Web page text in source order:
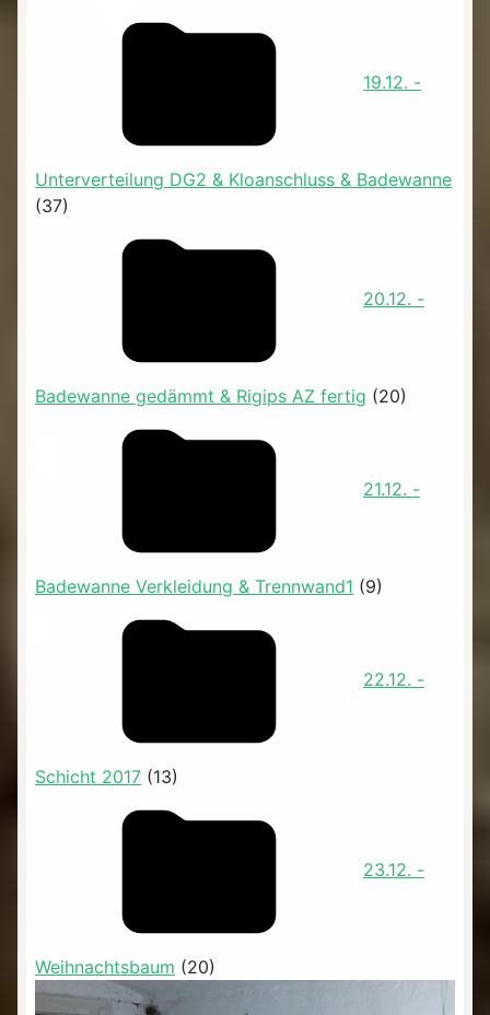
19.12. -
Unterverteilung DG2 & Kloanschluss & Badewanne
(37)
20.12. -
Badewanne gedämmt & Rigips AZ fertig (20)
21.12. -
Badewanne Verkleidung & Trennwand1 (9)
22.12. -
Schicht 2017 (13)
23.12. -
Weihnachtsbaum (20)